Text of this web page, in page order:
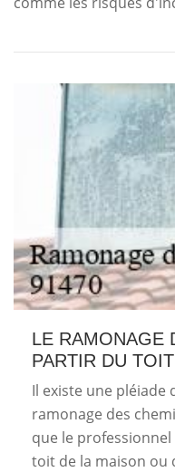
LE RAMONAGE
PARTIR DU TOIT
Il existe une pléiade
ramonage des
que le
toit de la maison ou